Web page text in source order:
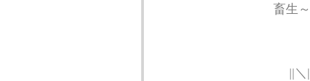
畜生～
||